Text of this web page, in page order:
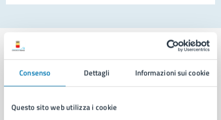
Consenso Dettagli Informazioni sui cookie
Questo sito web utilizza i cookie
Comune di Napoli
AMMINISTRAZIONE